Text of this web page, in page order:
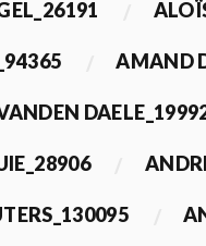
AMAND